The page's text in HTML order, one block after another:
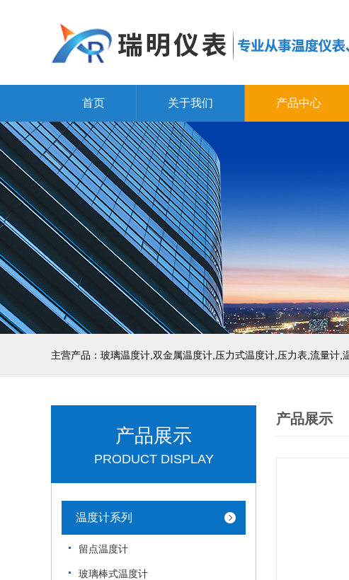
首页 关于我们 产品中心
产品展示
PRODUCT DISPLAY
温度计系列
留点温度计
玻璃棒式温度计
产品展示